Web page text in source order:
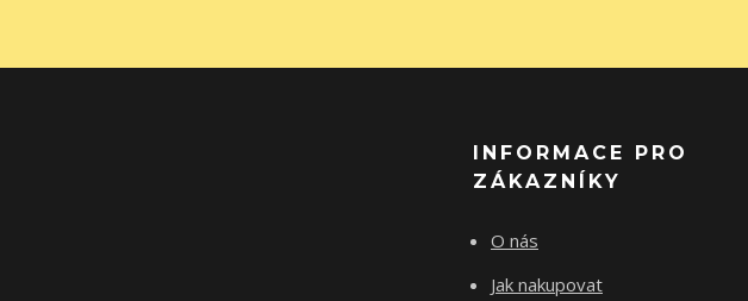
INFORMACE PRO
ZÁKAZNÍKY
O nás
Jak nakupovat